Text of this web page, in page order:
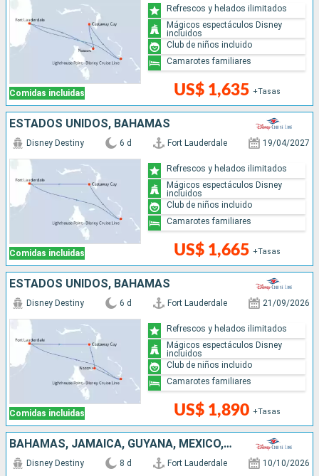
Comidas incluidas US$ 1,635 +Tasas
Refrescos y helados ilimitados
Mágicos espectáculos Disney
incluidos
Club de niños incluido
Camarotes familiares
ESTADOS UNIDOS, BAHAMAS
Comidas incluidas
Disney Destiny 6 d Fort Lauderdale 19/04/2027
US$ 1,665 +Tasas
Refrescos y helados ilimitados
Mágicos espectáculos Disney
incluidos
Club de niños incluido
Camarotes familiares
ESTADOS UNIDOS, BAHAMAS
Comidas incluidas
Disney Destiny 6 d Fort Lauderdale 21/09/2026
US$ 1,890 +Tasas
Refrescos y helados ilimitados
Mágicos espectáculos Disney
incluidos
Club de niños incluido
Camarotes familiares
BAHAMAS, JAMAICA, GUYANA, MÉXICO, ESTADOS UNIDOS
Disney Destiny 8 d Fort Lauderdale 10/10/2026